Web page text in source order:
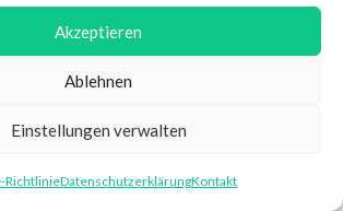
Akzeptieren
Ablehnen
Einstellungen verwalten
RichtlinieDatenschutzerklärungKontakt
Sammelbox mit Einwurf 110 Liter